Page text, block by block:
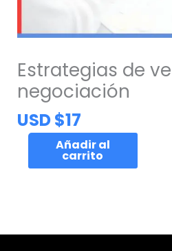
Estrategias de
negociación
USD $17
Añadir al
carrito